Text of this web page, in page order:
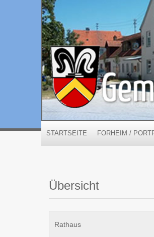
STARTSEITE FORHEIM /
Übersicht
Rathaus